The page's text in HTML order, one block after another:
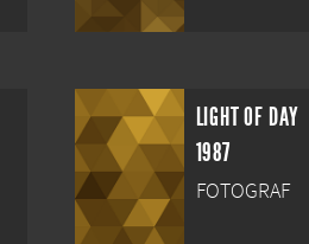
LIGHT OF DAY
1987
FOTOGRAF